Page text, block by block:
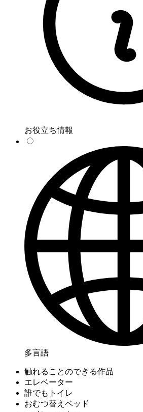
お役立ち情報
多言語
触れることのできる作品
エレベーター
誰でもトイレ
おむつ替えベッド